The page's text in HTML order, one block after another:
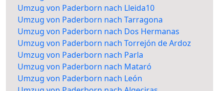
Umzug von Paderborn nach Lleida10
Umzug von Paderborn nach Tarragona
Umzug von Paderborn nach Dos Hermanas
Umzug von Paderborn nach Torrejón de Ardoz
Umzug von Paderborn nach Parla
Umzug von Paderborn nach Mataró
Umzug von Paderborn nach León